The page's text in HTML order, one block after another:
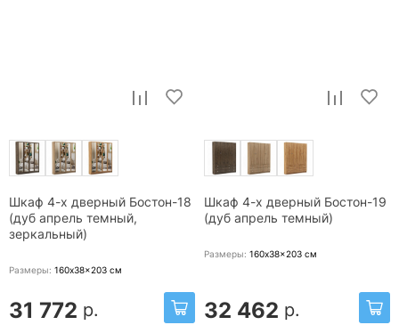
Шкаф 4-х дверный Бостон-18
(дуб апрель темный,
зеркальный)
Размеры: 160x38x203 см
31 772 р.
Шкаф 4-х дверный Бостон-19
(дуб апрель темный)
Размеры: 160x38x203 см
32 462 р.